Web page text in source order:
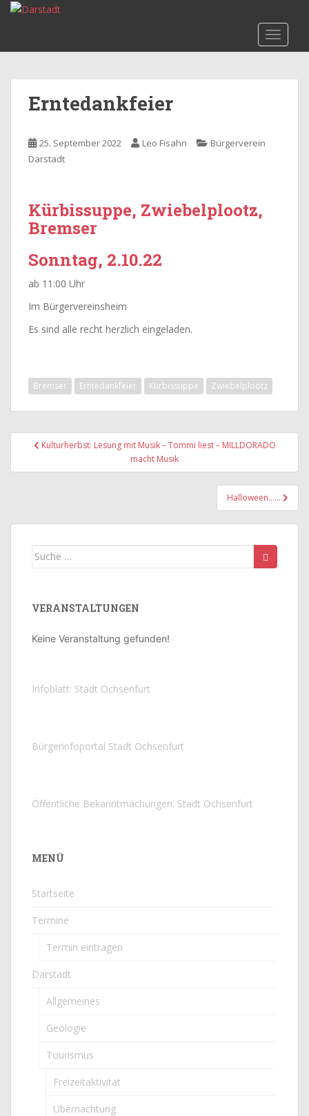
p
Erntedankfeier
25. September 2022 Leo Fisahn
Bürgerverein
Darstadt
Kürbissuppe, Zwiebelplootz,
Bremser
Sonntag, 2.10.22
ab 11:00 Uhr
Im Bürgervereinsheim
Es sind alle recht herzlich eingeladen.
Bremser Erntedankfeier Kürbissuppe Zwiebelplootz
Beitragsnavigation
Kulturherbst: Lesung mit Musik – Tommi liest – MILLDORADO
macht Musik
Halloween……
Suche
VERANSTALTUNGEN
Keine Veranstaltung gefunden!
Infoblatt: Stadt Ochsenfurt
Bürgerinfoportal Stadt Ochsenfurt
Öffentliche Bekanntmachungen: Stadt Ochsenfurt
MENÜ
Startseite
Termine
Termin eintragen
Darstadt
Allgemeines
Geologie
Tourismus
Freizeitaktivität
Übernachtung